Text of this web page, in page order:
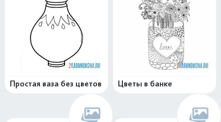
Простая ваза без цветов Цветы в банке